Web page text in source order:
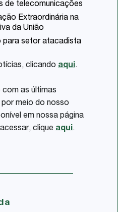
de telecomunicações
Extraordinária na
da União
para setor atacadista
clicando aqui.
as últimas
meio do nosso
em nossa página
clique aqui.